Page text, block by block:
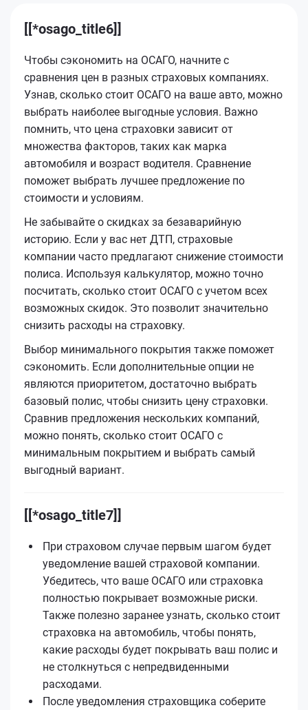
[[*osago_title6]]
Чтобы сэкономить на ОСАГО, начните с
сравнения цен в разных страховых компаниях.
Узнав, сколько стоит ОСАГО на ваше авто, можно
выбрать наиболее выгодные условия. Важно
помнить, что цена страховки зависит от
множества факторов, таких как марка
автомобиля и возраст водителя. Сравнение
поможет выбрать лучшее предложение по
стоимости и условиям.
Не забывайте о скидках за безаварийную
историю. Если у вас нет ДТП, страховые
компании часто предлагают снижение стоимости
полиса. Используя калькулятор, можно точно
посчитать, сколько стоит ОСАГО с учетом всех
возможных скидок. Это позволит значительно
снизить расходы на страховку.
Выбор минимального покрытия также поможет
сэкономить. Если дополнительные опции не
являются приоритетом, достаточно выбрать
базовый полис, чтобы снизить цену страховки.
Сравнив предложения нескольких компаний,
можно понять, сколько стоит ОСАГО с
минимальным покрытием и выбрать самый
выгодный вариант.
[[*osago_title7]]
При страховом случае первым шагом будет
уведомление вашей страховой компании.
Убедитесь, что ваше ОСАГО или страховка
полностью покрывает возможные риски.
Также полезно заранее узнать, сколько стоит
страховка на автомобиль, чтобы понять,
какие расходы будет покрывать ваш полис и
не столкнуться с непредвиденными
расходами.
После уведомления страховщика соберите